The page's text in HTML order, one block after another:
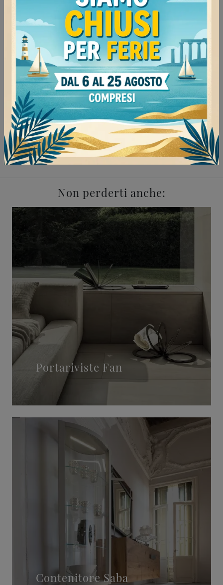
Continua a navigare
Negozio di contenitori a Pavia
Negozio di contenitori a Voghera
Negozio di contenitori a Tortona
Negozio di contenitori a Mortara
Complementi Cattelan Italia Pavia
Complementi Cattelan Italia Voghera
Complementi Cattelan Italia Tortona
Complementi Cattelan Italia Mortara
Non perderti anche:
Portariviste Fan
Contenitore Saba